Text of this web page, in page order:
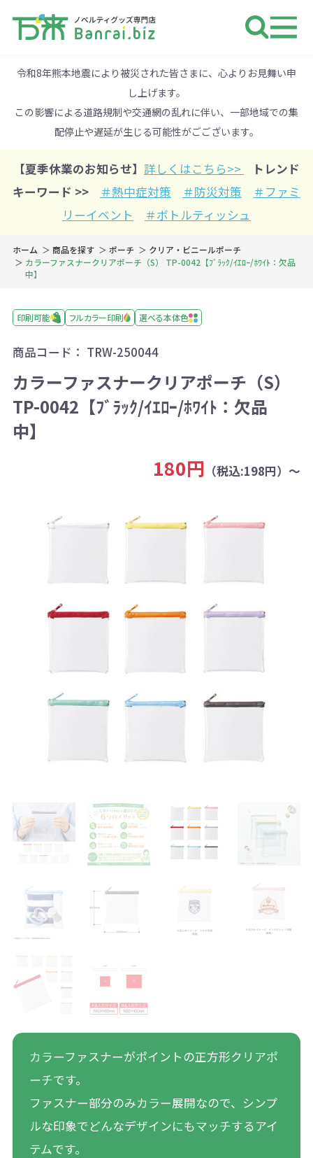
令和8年熊本地震により被災された皆さまに、心よりお見舞い申
し上げます。
この影響による道路規制や交通網の乱れに伴い、一部地域での集
配停止や遅延が生じる可能性がごございます。
【夏季休業のお知らせ】 詳しくはこちら>>
トレンド
キーワード >>
＃熱中症対策 ＃防災対策
＃ファミ
リーイベント
＃ボトルティッシュ
ホーム 商品を探す ポーチ
クリア・ビニールポーチ
カラーファスナークリアポーチ（S） TP-0042【ﾌﾞﾗｯｸ/ｲｴﾛｰ/ﾎﾜｲﾄ：欠品
中】
印刷可能 フルカラー印刷 選べる本体色
商品コード： TRW-250044
カラーファスナークリアポーチ（S）
TP-0042【ﾌﾞﾗｯｸ/ｲｴﾛｰ/ﾎﾜｲﾄ：欠品
中】
180円 （税込:198円）～
カラーファスナーがポイントの正方形クリアポ
ーチです。
ファスナー部分のみカラー展開なので、シンプ
ルな印象でどんなデザインにもマッチするアイ
テムです。